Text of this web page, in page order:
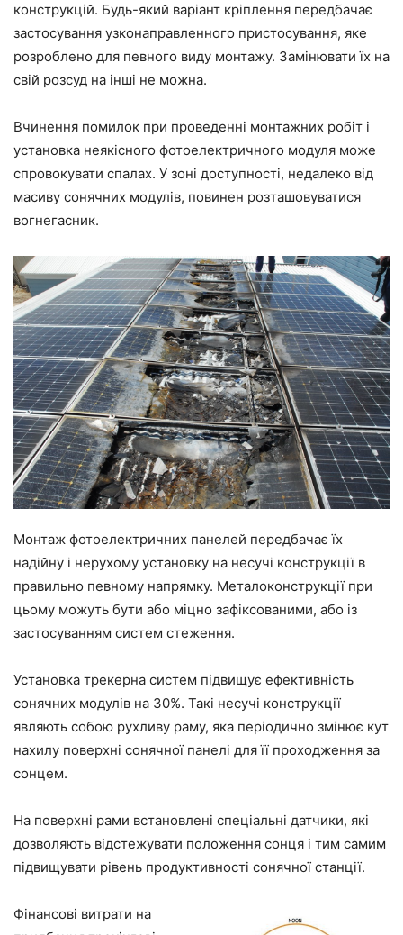
конструкцій. Будь-який варіант кріплення передбачає
застосування узконаправленного пристосування, яке
розроблено для певного виду монтажу. Замінювати їх на
свій розсуд на інші не можна.
Вчинення помилок при проведенні монтажних робіт і
установка неякісного фотоелектричного модуля може
спровокувати спалах. У зоні доступності, недалеко від
масиву сонячних модулів, повинен розташовуватися
вогнегасник.
Монтаж фотоелектричних панелей передбачає їх
надійну і нерухому установку на несучі конструкції в
правильно певному напрямку. Металоконструкції при
цьому можуть бути або міцно зафіксованими, або із
застосуванням систем стеження.
Установка трекерна систем підвищує ефективність
сонячних модулів на 30%. Такі несучі конструкції
являють собою рухливу раму, яка періодично змінює кут
нахилу поверхні сонячної панелі для її проходження за
сонцем.
На поверхні рами встановлені спеціальні датчики, які
дозволяють відстежувати положення сонця і тим самим
підвищувати рівень продуктивності сонячної станції.
Фінансові витрати на